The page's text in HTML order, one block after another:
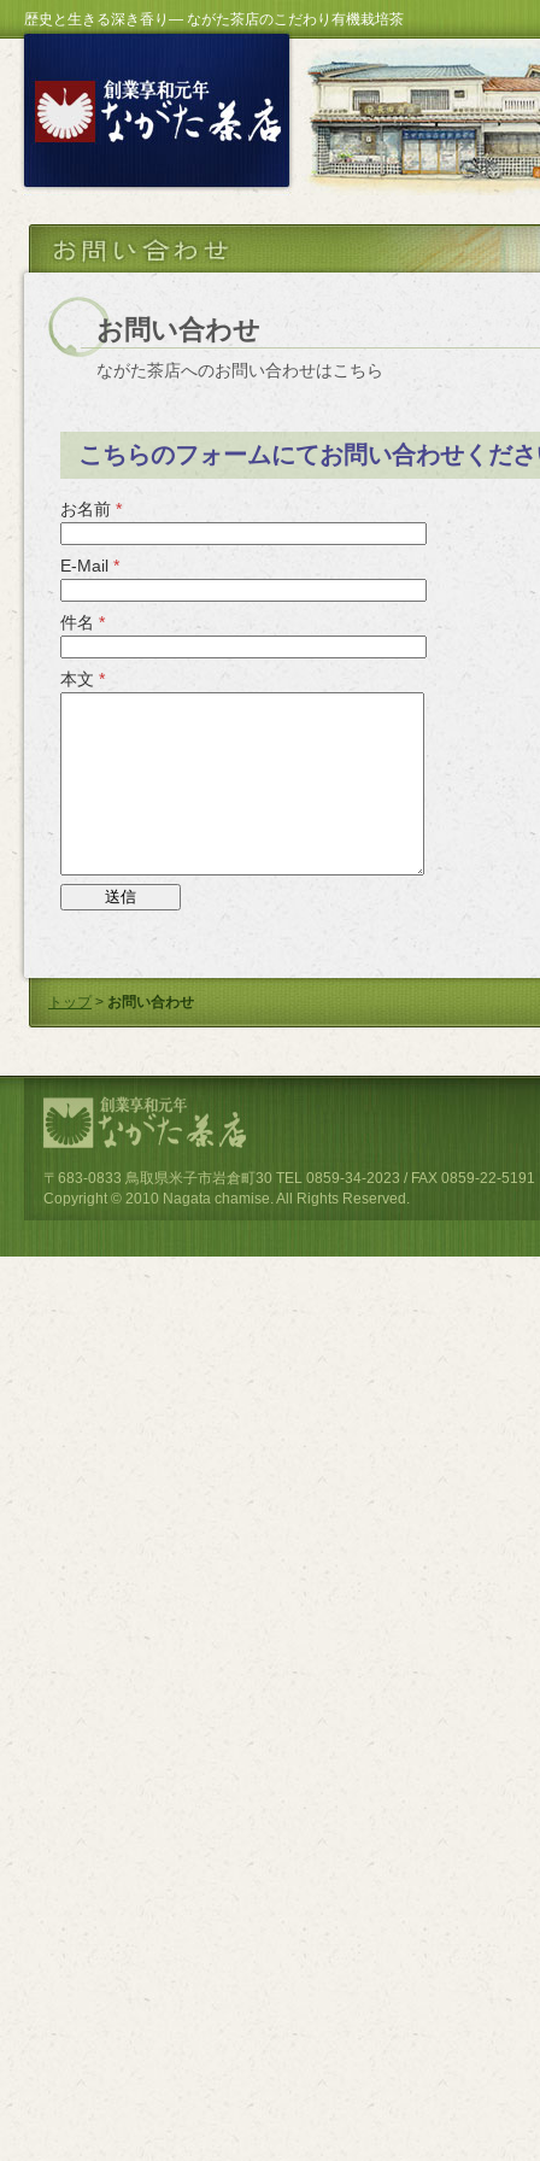
歴史と生きる深き香り― ながた茶店のこだわり有機栽培茶
お問い合わせ
ながた茶店へのお問い合わせはこちら
こちらのフォームにてお問い合わせくだ
お名前 *
E-Mail *
件名 *
本文 *
トップ > お問い合わせ
〒683-0833 鳥取県米子市岩倉町30 TEL 0859-34-2023 / FAX 0859-22-5191
Copyright © 2010 Nagata chamise. All Rights Reserved.